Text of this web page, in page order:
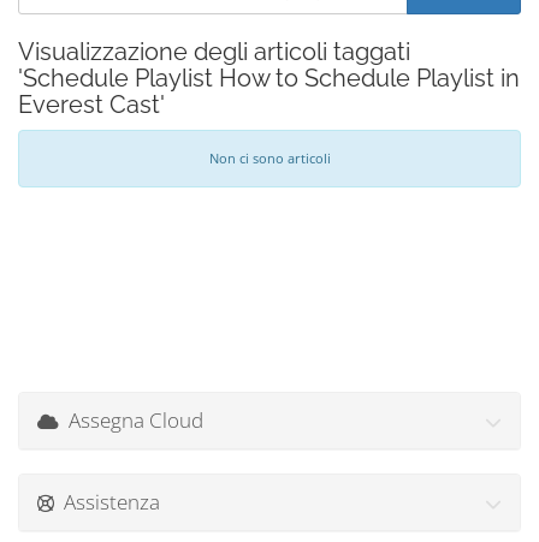
Visualizzazione degli articoli taggati
'Schedule Playlist How to Schedule Playlist in
Everest Cast'
Non ci sono articoli
Assegna Cloud
Assistenza